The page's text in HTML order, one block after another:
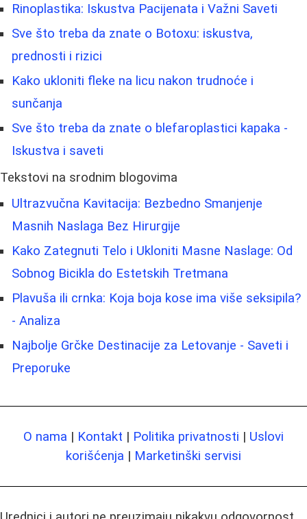
Rinoplastika: Iskustva Pacijenata i Važni Saveti
Sve što treba da znate o Botoxu: iskustva,
prednosti i rizici
Kako ukloniti fleke na licu nakon trudnoće i
sunčanja
Sve što treba da znate o blefaroplastici kapaka -
Iskustva i saveti
Tekstovi na srodnim blogovima
Ultrazvučna Kavitacija: Bezbedno Smanjenje
Masnih Naslaga Bez Hirurgije
Kako Zategnuti Telo i Ukloniti Masne Naslage: Od
Sobnog Bicikla do Estetskih Tretmana
Plavuša ili crnka: Koja boja kose ima više seksipila?
- Analiza
Najbolje Grčke Destinacije za Letovanje - Saveti i
Preporuke
O nama | Kontakt | Politika privatnosti | Uslovi
korišćenja | Marketinški servisi